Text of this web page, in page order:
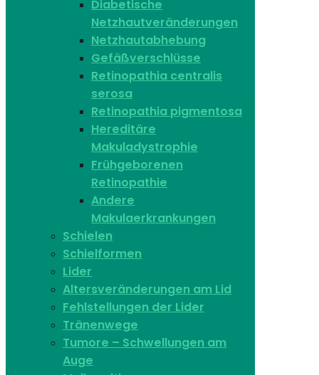
Diabetische
Netzhautveränderungen
Netzhautabhebung
Gefäßverschlüsse
Retinopathia centralis
serosa
Retinopathia pigmentosa
Hereditäre
Makuladystrophie
Frühgeborenen
Retinopathie
Andere
Makulaerkrankungen
Schielen
Schielformen
Lider
Altersveränderungen am Lid
Fehlstellungen der Lider
Tränenwege
Tumore – Schwellungen am
Auge